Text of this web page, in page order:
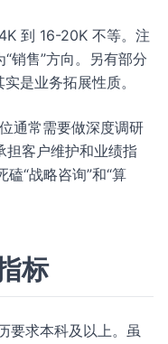
到 16-20K 不等。注
销售”方向。另有部分
是业务拓展性质。
通常需要做深度调研
担客户维护和业绩指
“战略咨询”和“算
标
要求本科及以上。虽